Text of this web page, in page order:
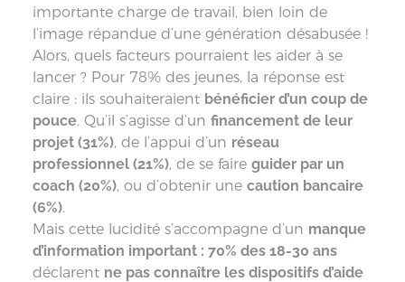
importante charge de travail, bien loin de
l’image répandue d’une génération désabusée !
Alors, quels facteurs pourraient les aider à se
lancer ? Pour 78% des jeunes, la réponse est
claire : ils souhaiteraient bénéficier d’un coup de
pouce. Qu’il s’agisse d’un financement de leur
projet (31%), de l’appui d’un réseau
professionnel (21%), de se faire guider par un
coach (20%), ou d’obtenir une caution bancaire
(6%).
Mais cette lucidité s’accompagne d’un manque
d’information important : 70% des 18-30 ans
déclarent ne pas connaître les dispositifs d’aide